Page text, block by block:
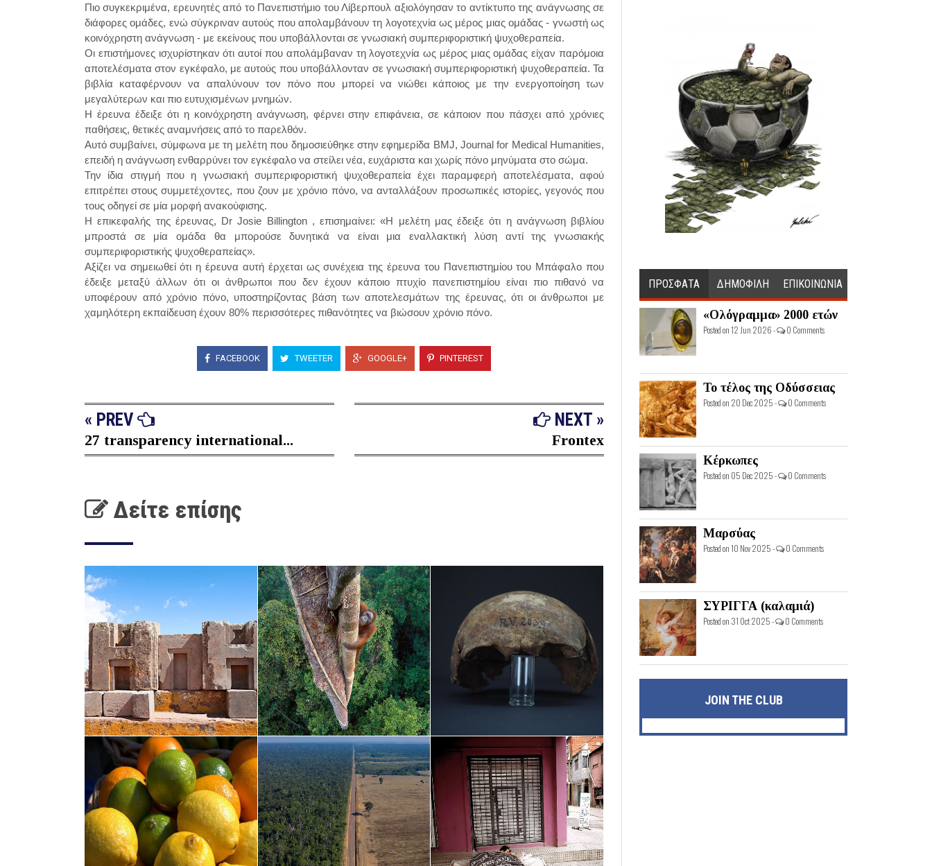
Πιο συγκεκριμένα, ερευνητές από το Πανεπιστήμιο του Λίβερπουλ αξιολόγησαν το αντίκτυπο της ανάγνωσης σε
διάφορες ομάδες, ενώ σύγκριναν αυτούς που απολαμβάνουν τη λογοτεχνία ως μέρος μιας ομάδας - γνωστή ως
κοινόχρηστη ανάγνωση - με εκείνους που υποβάλλονται σε γνωσιακή συμπεριφοριστική ψυχοθεραπεία.
Οι επιστήμονες ισχυρίστηκαν ότι αυτοί που απολάμβαναν τη λογοτεχνία ως μέρος μιας ομάδας είχαν παρόμοια
αποτελέσματα στον εγκέφαλο, με αυτούς που υποβάλλονταν σε γνωσιακή συμπεριφοριστική ψυχοθεραπεία. Τα
βιβλία καταφέρνουν να απαλύνουν τον πόνο που μπορεί να νιώθει κάποιος με την ενεργοποίηση των
μεγαλύτερων και πιο ευτυχισμένων μνημών.
Η έρευνα έδειξε ότι η κοινόχρηστη ανάγνωση, φέρνει στην επιφάνεια, σε κάποιον που πάσχει από χρόνιες
παθήσεις, θετικές αναμνήσεις από το παρελθόν.
Αυτό συμβαίνει, σύμφωνα με τη μελέτη που δημοσιεύθηκε στην εφημερίδα BMJ, Journal for Medical Humanities,
επειδή η ανάγνωση ενθαρρύνει τον εγκέφαλο να στείλει νέα, ευχάριστα και χωρίς πόνο μηνύματα στο σώμα.
Την ίδια στιγμή που η γνωσιακή συμπεριφοριστική ψυχοθεραπεία έχει παραμφερή αποτελέσματα, αφού
επιτρέπει στους συμμετέχοντες, που ζουν με χρόνιο πόνο, να ανταλλάξουν προσωπικές ιστορίες, γεγονός που
τους οδηγεί σε μία μορφή ανακούφισης.
Η επικεφαλής της έρευνας, Dr Josie Billington , επισημαίνει: «Η μελέτη μας έδειξε ότι η ανάγνωση βιβλίου
μπροστά σε μία ομάδα θα μπορούσε δυνητικά να είναι μια εναλλακτική λύση αντί της γνωσιακής
συμπεριφοριστικής ψυχοθεραπείας».
Αξίζει να σημειωθεί ότι η έρευνα αυτή έρχεται ως συνέχεια της έρευνα του Πανεπιστημίου του Μπάφαλο που
έδειξε μεταξύ άλλων ότι οι άνθρωποι που δεν έχουν κάποιο πτυχίο πανεπιστημίου είναι πιο πιθανό να
υποφέρουν από χρόνιο πόνο, υποστηρίζοντας βάση των αποτελεσμάτων της έρευνας, ότι οι άνθρωποι με
χαμηλότερη εκπαίδευση έχουν 80% περισσότερες πιθανότητες να βιώσουν χρόνιο πόνο.
FACEBOOK TWEETER GOOGLE+ PINTEREST
« PREV
27 transparency international...
NEXT »
Frontex
Δείτε επίσης
ΠΡΟΣΦΑΤΑ ΔΗΜΟΦΙΛΗ ΕΠΙΚΟΙΝΩΝΙΑ
«Ολόγραμμα» 2000 ετών
Posted on 12 Jun 2026 - 0 Comments
Το τέλος της Οδύσσειας
Posted on 20 Dec 2025 - 0 Comments
Κέρκωπες
Posted on 05 Dec 2025 - 0 Comments
Μαρσύας
Posted on 10 Nov 2025 - 0 Comments
ΣΥΡΙΓΓΑ (καλαμιά)
Posted on 31 Oct 2025 - 0 Comments
JOIN THE CLUB